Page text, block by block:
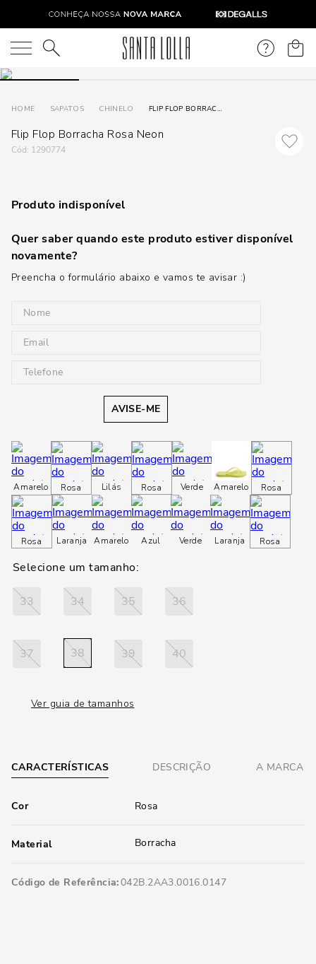
O que você está procurando?
SAPATOS CHINELO FLIP FLOP BORRACHA ROSA NEON
Flip Flop Borracha Rosa Neon
: 1290774
Produto indisponível
Quer saber quando este produto estiver disponível
novamente?
Preencha o formulário abaixo e vamos te avisar :)
AVISE-ME
Amarelo Rosa Lilás Rosa Verde Amarelo Rosa
Rosa Laranja Amarelo Azul Verde Laranja Rosa
33 34 35 36
37 38 39 40
Ver guia de tamanhos
CARACTERÍSTICAS DESCRIÇÃO A MARCA
Cor Rosa
Material Borracha
Código de Referência 042B.2AA3.0016.0147